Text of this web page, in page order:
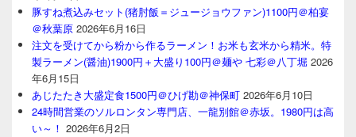
豚すね煮込みセット(猪肘飯＝ジュージョウファン)1100円＠柏宴
＠秋葉原 2026年6月16日
注文を受けてから粉から作るラーメン！お米も玄米から精米。特
製ラーメン(醤油)1900円＋大盛り100円＠麺や 七彩＠八丁堀 2026
年6月15日
あじたたき大盛定食1500円＠ひげ勘＠神保町 2026年6月10日
24時間営業のソルロンタン専門店、一龍別館＠赤坂。1980円は高
い～！ 2026年6月2日